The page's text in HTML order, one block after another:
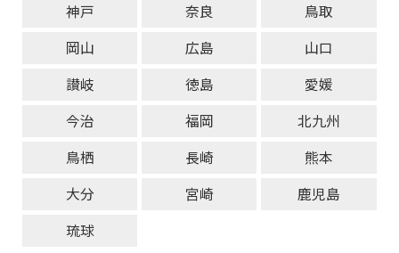
神戸
奈良
鳥取
岡山
広島
山口
讃岐
徳島
愛媛
今治
福岡
北九州
鳥栖
長崎
熊本
大分
宮崎
鹿児島
琉球